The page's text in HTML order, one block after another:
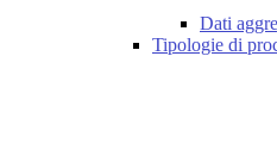
Dati
Tipologie di